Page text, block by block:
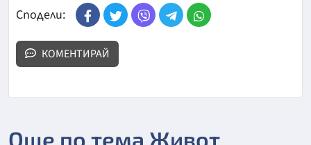
Сподели:
КОМЕНТИРАЙ
Още по тема Живот